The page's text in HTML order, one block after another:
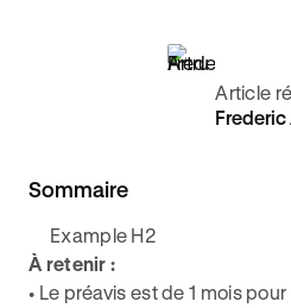
Article
Frederic
Sommaire
Example H2
À retenir :
• Le préavis est de 1 mois